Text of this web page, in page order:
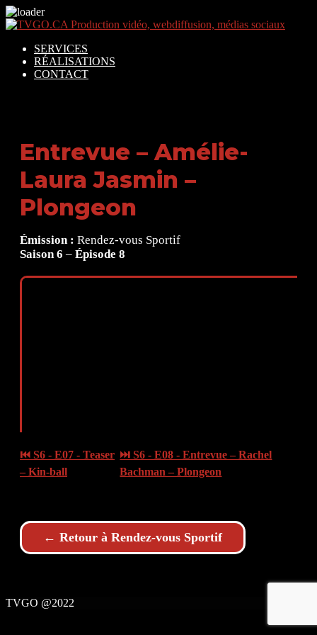
SERVICES
RÉALISATIONS
CONTACT
Entrevue – Amélie-
Laura Jasmin –
Plongeon
Émission : Rendez-vous Sportif
Saison 6 – Épisode 8
⏮ S6 - E07 - Teaser
– Kin-ball
⏭ S6 - E08 - Entrevue – Rachel
Bachman – Plongeon
← Retour à Rendez-vous Sportif
TVGO @2022